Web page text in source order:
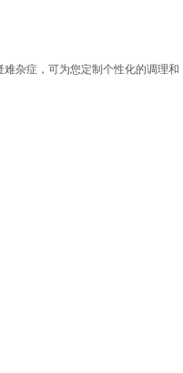
杂症，可为您定制个性化的调理和